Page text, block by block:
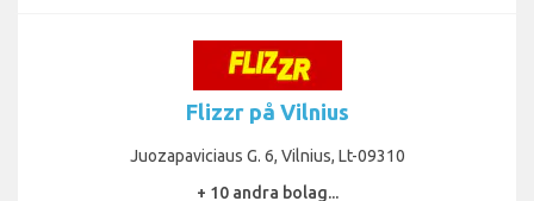
Flizzr på Vilnius
Juozapaviciaus G. 6, Vilnius, Lt-09310
+ 10 andra bolag...